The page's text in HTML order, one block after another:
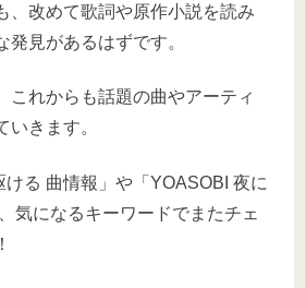
、改めて歌詞や原作小説を読み
発見があるはずです。
これからも話題の曲やアーティ
いきます。
ける 曲情報」や「YOASOBI 夜に
気になるキーワードでまたチェ